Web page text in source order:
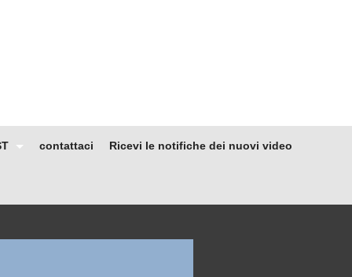
contattaci Ricevi le notifiche dei nuovi video